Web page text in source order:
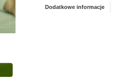
Dodatkowe informacje